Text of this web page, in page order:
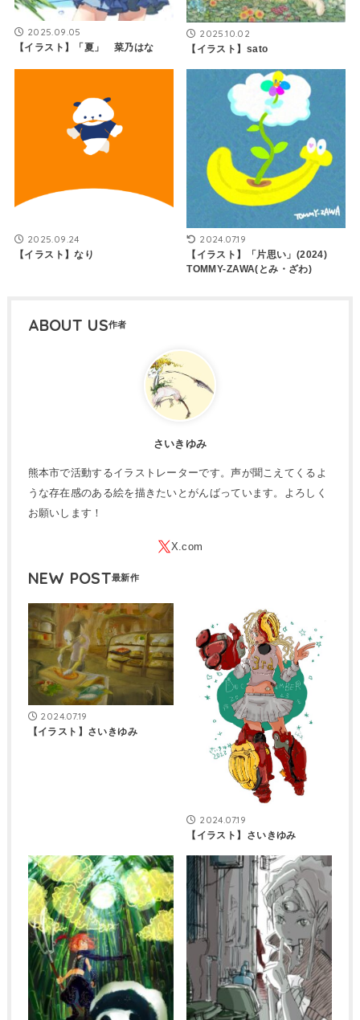
2025.09.05
【イラスト】「夏」 菜乃はな
2025.10.02
【イラスト】sato
2025.09.24
【イラスト】なり
2024.07.19
【イラスト】「片思い」(2024)
TOMMY-ZAWA(とみ・ざわ)
ABOUT US
さいきゆみ
熊本市で活動するイラストレーターです。声が聞こえてくるよ
うな存在感のある絵を描きたいとがんばっています。よろしく
お願いします！
NEW POST
2024.07.19
【イラスト】さいきゆみ
2024.07.19
【イラスト】さいきゆみ